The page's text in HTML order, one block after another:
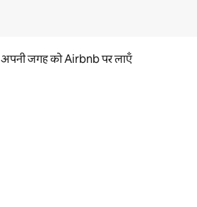
अपनी जगह को Airbnb पर लाएँ